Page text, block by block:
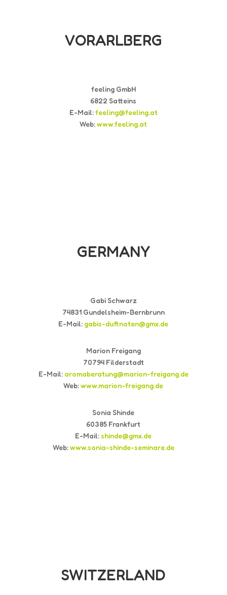
VORARLBERG
feeling GmbH
6822 Satteins
E-Mail:feeling@feeling.at
Web:www.feeling.at
GERMANY
Gabi Schwarz
74831 Gundelsheim-Bernbrunn
E-Mail: gabis-duftnoten@gmx.de
Marion Freigang
70794 Filderstadt
E-Mail: aromaberatung@marion-freigang.de
Web:www.marion-freigang.de
Sonia Shinde
60385 Frankfurt
E-Mail:shinde@gmx.de
Web:www.sonia-shinde-seminare.de
SWITZERLAND